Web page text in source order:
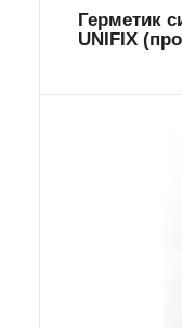
Герметик
UNIFIX